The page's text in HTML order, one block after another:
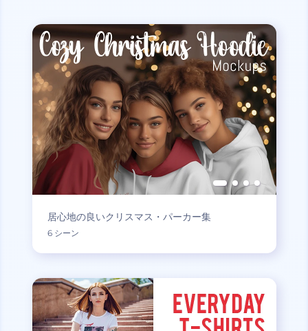
居心地の良いクリスマス・パーカー集
6 シーン